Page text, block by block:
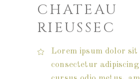
CHATEAU
RIEUSSEC
Lorem ipsum dolor sit
consectetur